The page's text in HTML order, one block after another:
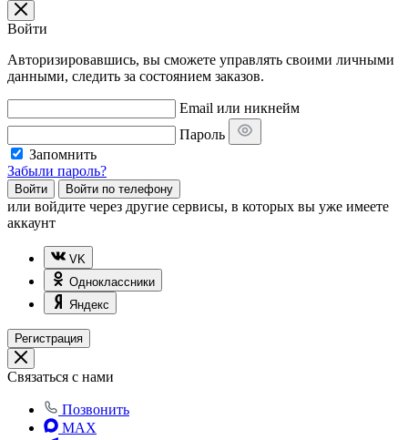
Войти
Авторизировавшись, вы сможете управлять своими личными
данными, следить за состоянием заказов.
Email или никнейм
Пароль
Запомнить
Забыли пароль?
Войти Войти по телефону
или войдите через другие сервисы, в которых вы уже имеете
аккаунт
VK
Одноклассники
Яндекс
Регистрация
Связаться с нами
Позвонить
MAX